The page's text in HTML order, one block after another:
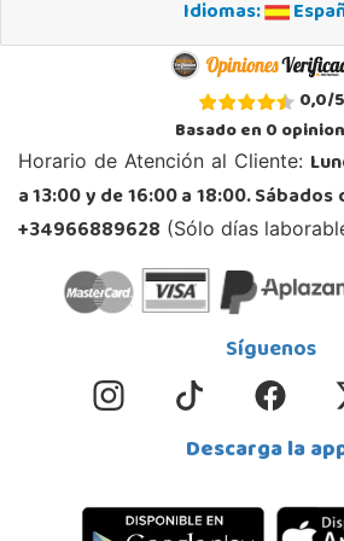
STOCK DISPONIBLE
Juguetilandia Murcia
C/ Victor Garrigos, nº 15, Parque Comercial Thader
30110, Churra
968 385 962
Localizar Tienda
Juguetilandia Parla
C/ Torres de Quevedo, Centro Comercial Parla Natura, local
POCAS UNIDADES
Idiomas:
0,0/5
Basado en0
Horario de Atención al Cliente:
a 13:00 y de 16:00 a 18:00. Sábados
+34966889628 (Sólo días
Síguenos
Descarga la